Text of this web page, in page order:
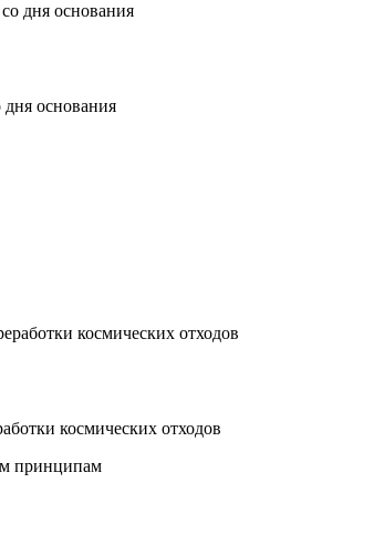
основания
космических отходов